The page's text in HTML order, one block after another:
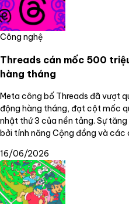
Công nghệ
Threads cán mốc 500
hàng tháng
Meta công bố Threads đã vượt
động hàng tháng, đạt cột mốc
nhật thứ 3 của nền tảng. Sự
bởi tính năng Cộng đồng và
16/06/2026